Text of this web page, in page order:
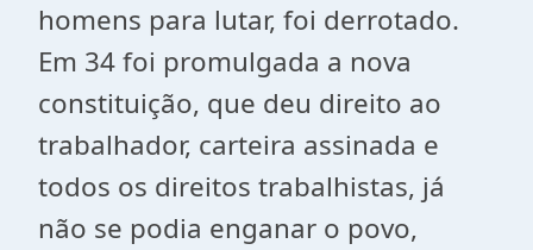
homens para lutar, foi derrotado.
Em 34 foi promulgada a nova
constituição, que deu direito ao
trabalhador, carteira assinada e
todos os direitos trabalhistas, já
não se podia enganar o povo,